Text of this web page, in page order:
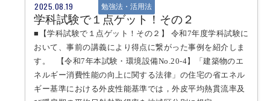
2025.08.19 勉強法・活用法
学科試験で１点ゲット！その２
■【学科試験で１点ゲット！その２】 令和7年度学科試験に
おいて、事前の講義により得点に繋がった事例を紹介しま
す。 【令和7年本試験・環境設備No.20-4】「建築物のエ
ネルギー消費性能の向上に関する法律」の住宅の省エネル
ギー基準における外皮性能基準では，外皮平均熱貫流率及